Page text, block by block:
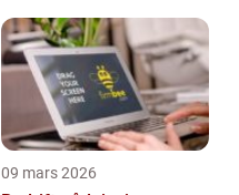
09 mars 2026